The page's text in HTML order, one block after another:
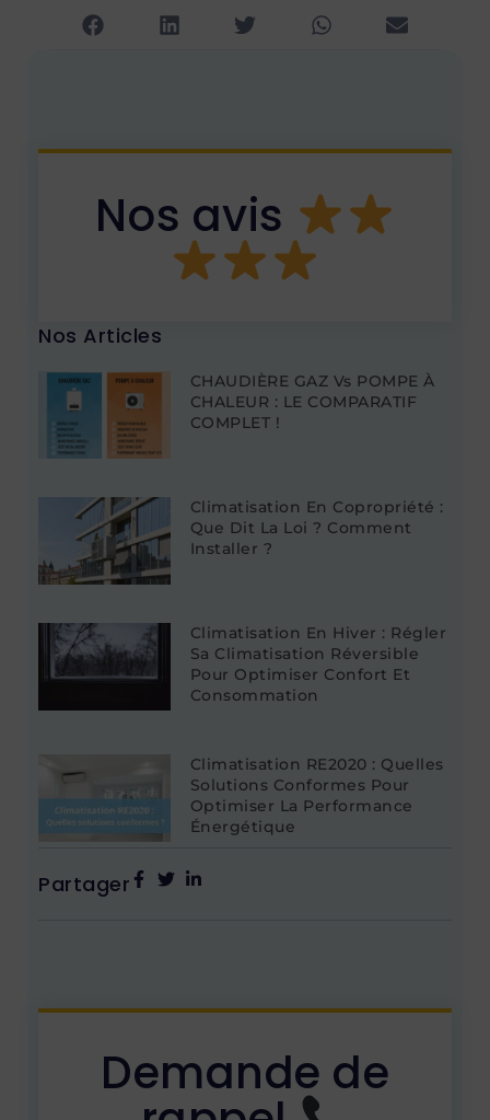
Nos avis
Nos Articles
CHAUDIÈRE GAZ Vs POMPE À
CHALEUR : LE COMPARATIF
COMPLET !
Climatisation En Copropriété :
Que Dit La Loi ? Comment
Installer ?
Climatisation En Hiver : Régler
Sa Climatisation Réversible
Pour Optimiser Confort Et
Consommation
Climatisation RE2020 : Quelles
Solutions Conformes Pour
Optimiser La Performance
Énergétique
Partager
Demande de